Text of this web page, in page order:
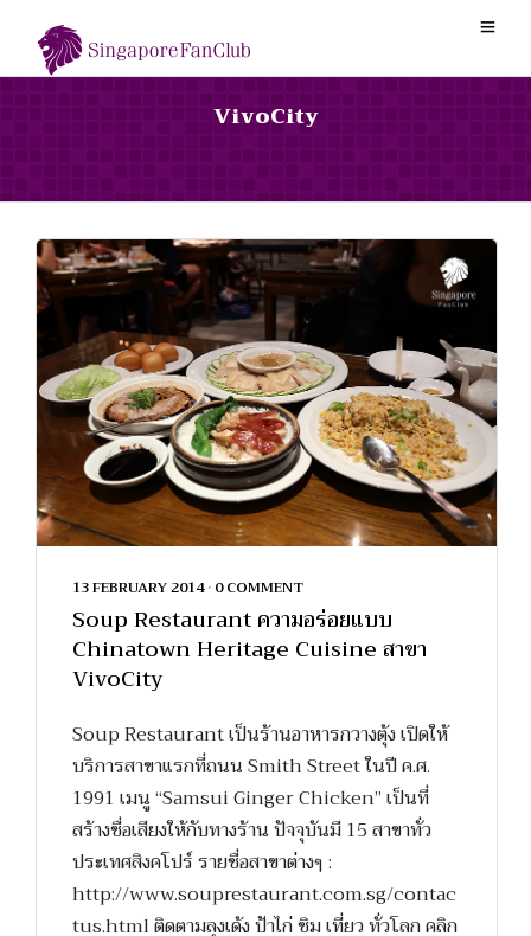
VivoCity
13 FEBRUARY 2014 • 0 COMMENT
Soup Restaurant ความอร่อยแบบ
Chinatown Heritage Cuisine สาขา
VivoCity
Soup Restaurant เป็นร้านอาหารกวางตุ้ง เปิดให้
บริการสาขาแรกที่ถนน Smith Street ในปี ค.ศ.
1991 เมนู “Samsui Ginger Chicken” เป็นที่
สร้างชื่อเสียงให้กับทางร้าน ปัจจุบันมี 15 สาขาทั่ว
ประเทศสิงคโปร์ รายชื่อสาขาต่างๆ :
http://www.souprestaurant.com.sg/contac
tus.html ติดตามลุงเด้ง ป้าไก่ ชิม เที่ยว ทั่วโลก คลิก